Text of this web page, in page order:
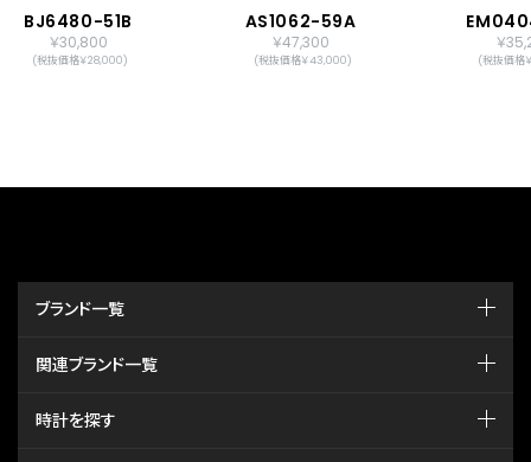
BJ6480-51B
￥30,800
(税抜価格￥28,000)
AS1062-59A
￥47,300
(税抜価格￥43,000)
￥
(税抜価格
ブランド一覧
関連ブランド一覧
時計を探す